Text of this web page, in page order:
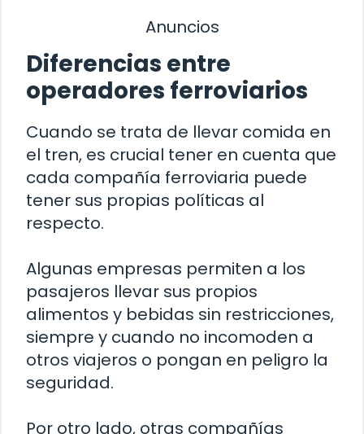
Anuncios
Diferencias entre
operadores ferroviarios
Cuando se trata de llevar comida en
el tren, es crucial tener en cuenta que
cada compañía ferroviaria puede
tener sus propias políticas al
respecto.
Algunas empresas permiten a los
pasajeros llevar sus propios
alimentos y bebidas sin restricciones,
siempre y cuando no incomoden a
otros viajeros o pongan en peligro la
seguridad.
Por otro lado, otras compañías